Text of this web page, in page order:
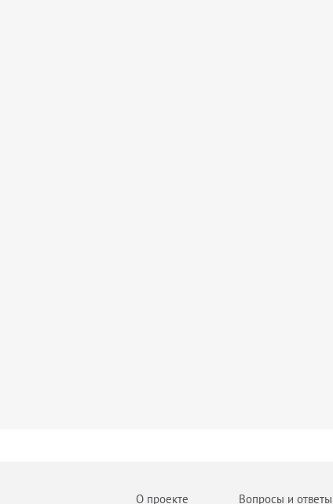
О проекте Вопросы и ответы